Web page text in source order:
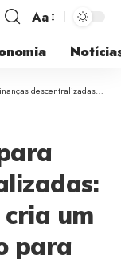
Aa
como a regulação cria um ambiente seguro para inovar
um
para